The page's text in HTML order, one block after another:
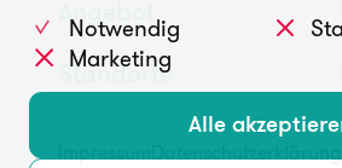
Standorte
Notwendig
Marketing
Alle